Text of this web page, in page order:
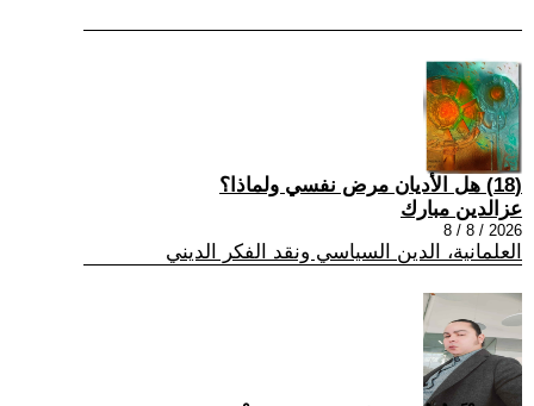
(18) هل الأديان مرض نفسي ولماذا؟
عزالدين مبارك
2026 / 8 / 8
العلمانية، الدين السياسي ونقد الفكر الديني